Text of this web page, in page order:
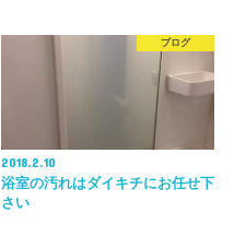
ブログ
2018.2.10
浴室の汚れはダイキチにお任せ下
さい